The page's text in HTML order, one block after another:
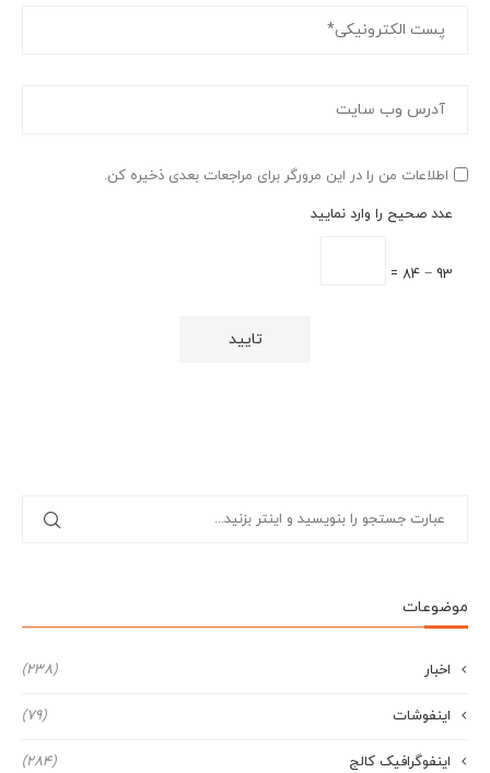
اطلاعات من را در این مرورگر برای مراجعات بعدی ذخیره کن.
عدد صحیح را وارد نمایید
93 − 84 =
موضوعات
اخبار (238)
اینفوشات (79)
اینفوگرافیک کالج (284)